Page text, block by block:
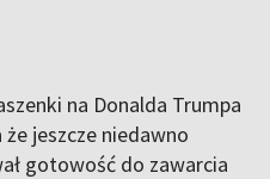
na Donalda Trumpa
jeszcze niedawno
gotowość do zawarcia